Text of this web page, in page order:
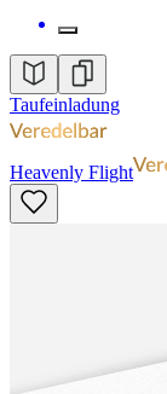
Taufeinladung
Heavenly Flight